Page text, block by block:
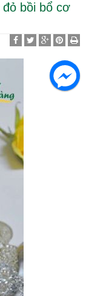
đỏ bồi bổ cơ